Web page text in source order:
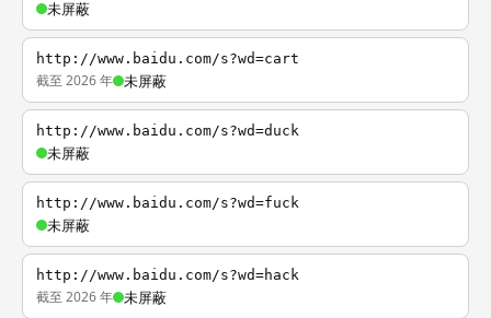
未屏蔽
http://www.baidu.com/s?wd=cart
截至 2026 年 未屏蔽
http://www.baidu.com/s?wd=duck
未屏蔽
http://www.baidu.com/s?wd=fuck
未屏蔽
http://www.baidu.com/s?wd=hack
截至 2026 年 未屏蔽